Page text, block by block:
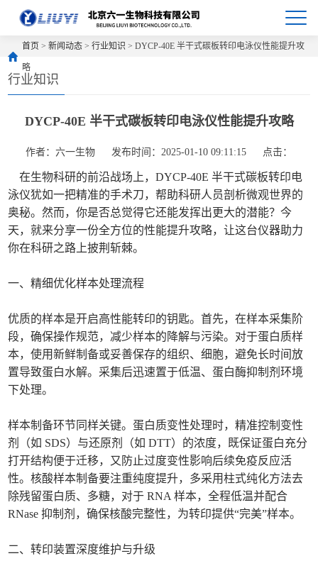
首页 >新闻动态 >行业知识 > DYCP-40E 半干式碳板转印电泳仪性能提升攻
略
行业知识
DYCP-40E 半干式碳板转印电泳仪性能提升攻略
作者：六一生物 发布时间：2025-01-10 09:11:15 点击：
在生物科研的前沿战场上，DYCP-40E 半干式碳板转印电
泳仪犹如一把精准的手术刀，帮助科研人员剖析微观世界的
奥秘。然而，你是否总觉得它还能发挥出更大的潜能？今
天，就来分享一份全方位的性能提升攻略，让这台仪器助力
你在科研之路上披荆斩棘。
一、精细优化样本处理流程
优质的样本是开启高性能转印的钥匙。首先，在样本采集阶
段，确保操作规范，减少样本的降解与污染。对于蛋白质样
本，使用新鲜制备或妥善保存的组织、细胞，避免长时间放
置导致蛋白水解。采集后迅速置于低温、蛋白酶抑制剂环境
下处理。
样本制备环节同样关键。蛋白质变性处理时，精准控制变性
剂（如 SDS）与还原剂（如 DTT）的浓度，既保证蛋白充分
打开结构便于迁移，又防止过度变性影响后续免疫反应活
性。核酸样本制备要注重纯度提升，多采用柱式纯化方法去
除残留蛋白质、多糖，对于 RNA 样本，全程低温并配合
RNase 抑制剂，确保核酸完整性，为转印提供“完美”样本。
二、转印装置深度维护与升级